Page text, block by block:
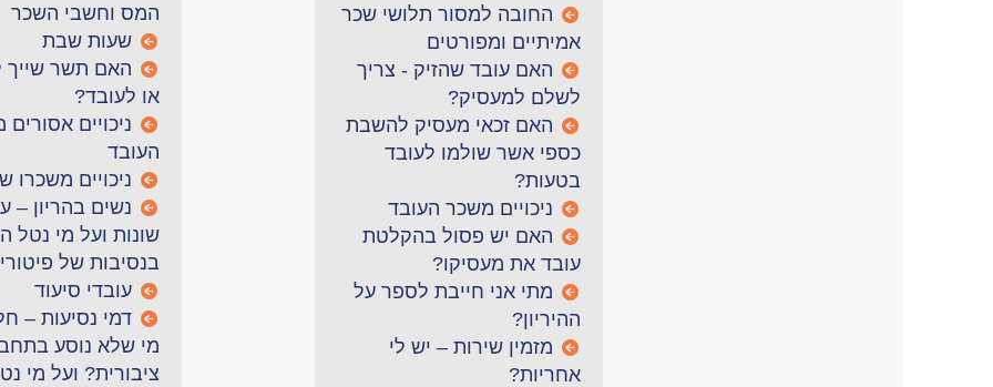
החובה למסור תלושי שכר
אמיתיים ומפורטים
האם עובד שהזיק - צריך
לשלם למעסיק?
האם זכאי מעסיק להשבת
כספי אשר שולמו לעובד
בטעות?
ניכויים משכר העובד
האם יש פסול בהקלטת
עובד את מעסיקו?
מתי אני חייבת לספר על
ההיריון?
מזמין שירות – יש לי
אחריות?
המס וחשבי השכר
שעות שבת
האם תשר שייך
או לעובד?
ניכויים
העובד
ניכויים משכרו
נשים בהריון –
שונות ועל מי נטל
בנסיבות של
עובדי סיעוד
דמי נסיעות –
מי שלא נוסע
ציבורית? ועל מי